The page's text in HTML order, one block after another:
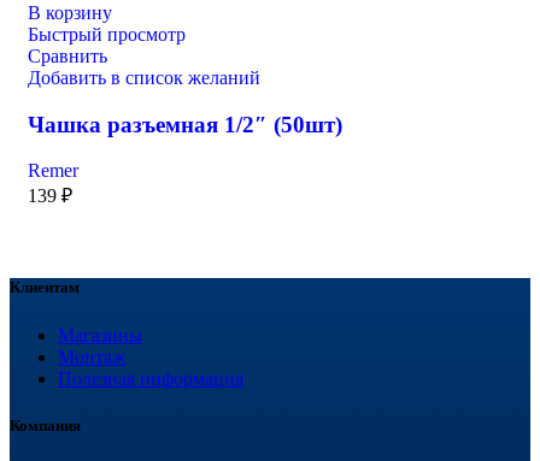
В корзину
Быстрый просмотр
Сравнить
Добавить в список желаний
Чашка разъемная 1/2″ (50шт)
Remer
139 ₽
Клиентам
Магазины
Монтаж
Полезная информация
Компания